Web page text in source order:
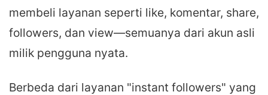
membeli layanan seperti like, komentar, share,
followers, dan view—semuanya dari akun asli
milik pengguna nyata.
Berbeda dari layanan "instant followers" yang